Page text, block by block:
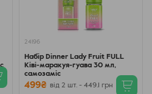
24196
Набір Dinner Lady Fruit FULL
Ківі-маракуя-гуава 30 мл,
самозаміс
499₴ від 2 шт. - 449.1 грн